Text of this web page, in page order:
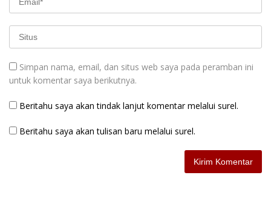
Simpan nama, email, dan situs web saya pada peramban ini
untuk komentar saya berikutnya.
Beritahu saya akan tindak lanjut komentar melalui surel.
Beritahu saya akan tulisan baru melalui surel.